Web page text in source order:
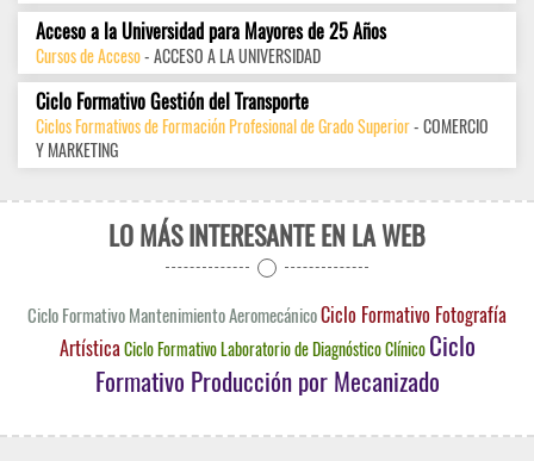
Acceso a la Universidad para Mayores de 25 Años
Cursos de Acceso- ACCESO A LA UNIVERSIDAD
Ciclo Formativo Gestión del Transporte
Ciclos Formativos de Formación Profesional de Grado Superior- COMERCIO
Y MARKETING
LO MÁS INTERESANTE EN LA WEB
Ciclo Formativo Mantenimiento AeromecánicoCiclo Formativo Fotografía
ArtísticaCiclo Formativo Laboratorio de Diagnóstico Clínico Ciclo
Formativo Producción por Mecanizado